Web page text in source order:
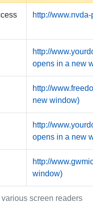
various screen readers
http://
http://
opens in a new
http://
new window)
http://
opens in a new
http://
window)